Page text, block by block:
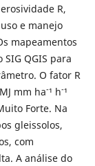
R,
e manejo
mapeamentos
QGIS para
O fator R
mm ha-¹ h-¹
Forte. Na
gleissolos,
com
A análise do